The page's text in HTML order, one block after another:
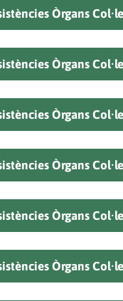
Òrgans
Òrgans
Òrgans
Òrgans
Òrgans
Òrgans